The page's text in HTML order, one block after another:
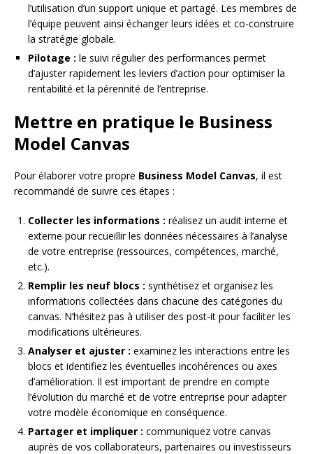
l’utilisation d’un support unique et partagé. Les membres de
l’équipe peuvent ainsi échanger leurs idées et co-construire
la stratégie globale.
Pilotage : le suivi régulier des performances permet
d’ajuster rapidement les leviers d’action pour optimiser la
rentabilité et la pérennité de l’entreprise.
Mettre en pratique le Business
Model Canvas
Pour élaborer votre propre Business Model Canvas, il est
recommandé de suivre ces étapes :
Collecter les informations : réalisez un audit interne et
externe pour recueillir les données nécessaires à l’analyse
de votre entreprise (ressources, compétences, marché,
etc.).
Remplir les neuf blocs : synthétisez et organisez les
informations collectées dans chacune des catégories du
canvas. N’hésitez pas à utiliser des post-it pour faciliter les
modifications ultérieures.
Analyser et ajuster : examinez les interactions entre les
blocs et identifiez les éventuelles incohérences ou axes
d’amélioration. Il est important de prendre en compte
l’évolution du marché et de votre entreprise pour adapter
votre modèle économique en conséquence.
Partager et impliquer : communiquez votre canvas
auprès de vos collaborateurs, partenaires ou investisseurs